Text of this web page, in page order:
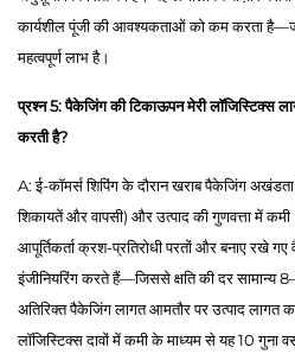
कार्यशील पूंजी की आवश्यकताओं को कम करता
महत्वपूर्ण लाभ है।
प्रश्न 5: पैकेजिंग की टिकाऊपन मेरी लॉजिस्टिक्स
करती है?
A: ई-कॉमर्स शिपिंग के दौरान खराब पैकेजिंग
शिकायतें और वापसी) और उत्पाद की गुणवत्ता में कमी
आपूर्तिकर्ता क्रश-प्रतिरोधी परतों और बनाए रखे
इंजीनियरिंग करते हैं—जिससे क्षति की दर सामान्य
अतिरिक्त पैकेजिंग लागत आमतौर पर उत्पाद लागत
लॉजिस्टिक्स दावों में कमी के माध्यम से यह 10 गुना